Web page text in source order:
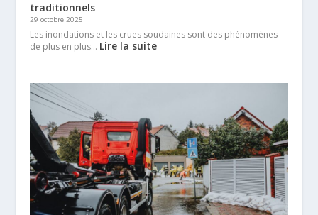
traditionnels
29 octobre 2025
Les inondations et les crues soudaines sont des phénomènes
de plus en plus… Lire la suite